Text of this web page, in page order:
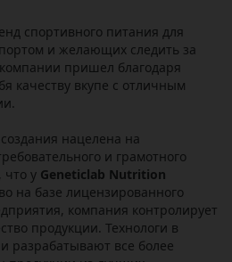
спортивного питания для
и желающих следить за
пришел благодаря
качеству вкупе с отличным
нацелена на
и грамотного
что у Geneticlab Nutrition
на базе лицензированного
компания контролирует
продукции. Технологи в
разрабатывают все более